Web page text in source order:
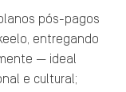
pós-pagos
entregando
— ideal
e cultural;